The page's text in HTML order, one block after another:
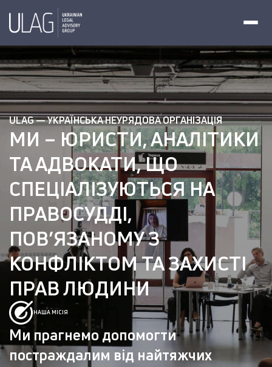
ULAG — УКРАЇНСЬКА НЕУРЯДОВА ОРГАНІЗАЦІЯ
МИ – ЮРИСТИ, АНАЛІТИКИ
ТА АДВОКАТИ, ЩО
СПЕЦІАЛІЗУЮТЬСЯ НА
ПРАВОСУДДІ,
ПОВ’ЯЗАНОМУ З
КОНФЛІКТОМ ТА ЗАХИСТІ
ПРАВ ЛЮДИНИ
НАША МІСІЯ
Ми прагнемо допомогти
постраждалим від найтяжчих